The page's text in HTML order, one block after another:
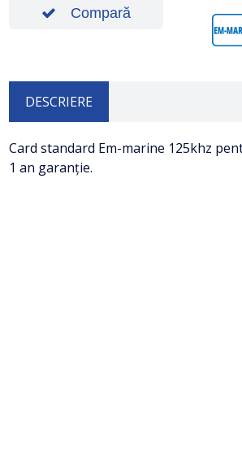
Compară
DESCRIERE
Card standard Em-marine 125khz
1 an garanție.